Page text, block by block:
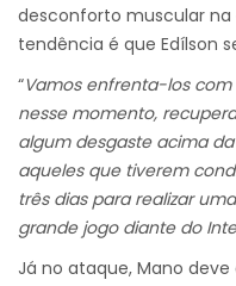
desconforto muscular na
tendência é que Edílson
“Vamos enfrenta-los
nesse momento,
algum desgaste acima
aqueles que tiverem
três dias para realizar
grande jogo diante do
Já no ataque, Mano